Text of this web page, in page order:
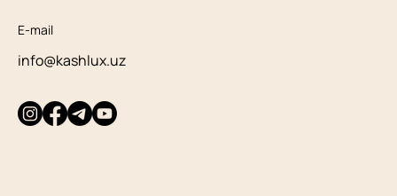
E-mail
info@kashlux.uz